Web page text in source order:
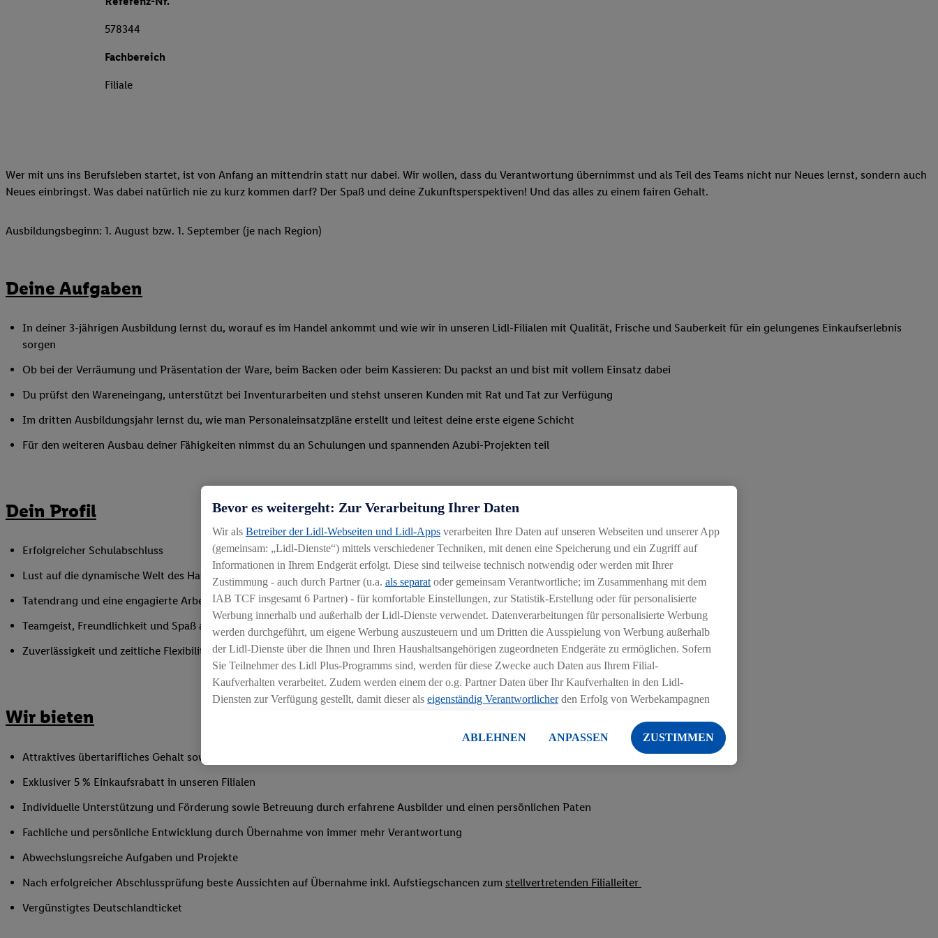
578344
Fachbereich
Filiale
Wer mit uns ins Berufsleben startet, ist von Anfang an mittendrin statt nur dabei. Wir wollen, dass du Verantwortung übernimmst und als Teil des Teams nicht nur Neues lernst, sondern auch
Neues einbringst. Was dabei natürlich nie zu kurz kommen darf? Der Spaß und deine Zukunftsperspektiven! Und das alles zu einem fairen Gehalt.
Ausbildungsbeginn: 1. August bzw. 1. September (je nach Region)
Deine Aufgaben
In deiner 3-jährigen Ausbildung lernst du, worauf es im Handel ankommt und wie wir in unseren Lidl-Filialen mit Qualität, Frische und Sauberkeit für ein gelungenes Einkaufserlebnis
sorgen
Ob bei der Verräumung und Präsentation der Ware, beim Backen oder beim Kassieren: Du packst an und bist mit vollem Einsatz dabei
Du prüfst den Wareneingang, unterstützt bei Inventurarbeiten und stehst unseren Kunden mit Rat und Tat zur Verfügung
Im dritten Ausbildungsjahr lernst du, wie man Personaleinsatzpläne erstellt und leitest deine erste eigene Schicht
Für den weiteren Ausbau deiner Fähigkeiten nimmst du an Schulungen und spannenden Azubi-Projekten teil
Dein Profil
Erfolgreicher Schulabschluss
Lust auf die dynamische Welt des Handels
Tatendrang und eine engagierte Arbeitsweise
Teamgeist, Freundlichkeit und Spaß am Umgang mit Menschen
Zuverlässigkeit und zeitliche Flexibilität innerhalb der Öffnungszeiten deiner Filiale
Wir bieten
Attraktives übertarifliches Gehalt sowie Urlaubs- und Weihnachtsgeld
Exklusiver 5 % Einkaufsrabatt in unseren Filialen
Individuelle Unterstützung und Förderung sowie Betreuung durch erfahrene Ausbilder und einen persönlichen Paten
Fachliche und persönliche Entwicklung durch Übernahme von immer mehr Verantwortung
Abwechslungsreiche Aufgaben und Projekte
Nach erfolgreicher Abschlussprüfung beste Aussichten auf Übernahme inkl. Aufstiegschancen zum stellvertretenden Filialleiter
Vergünstigtes Deutschlandticket
Bevor es weitergeht: Zur Verarbeitung Ihrer Daten
Wir als Betreiber der Lidl-Webseiten und Lidl-Apps verarbeiten Ihre Daten auf unseren Webseiten und unserer App
(gemeinsam: „Lidl-Dienste“) mittels verschiedener Techniken, mit denen eine Speicherung und ein Zugriff auf
Informationen in Ihrem Endgerät erfolgt. Diese sind teilweise technisch notwendig oder werden mit Ihrer
Zustimmung - auch durch Partner (u.a. als separat oder gemeinsam Verantwortliche; im Zusammenhang mit dem
IAB TCF insgesamt 6 Partner) - für komfortable Einstellungen, zur Statistik-Erstellung oder für personalisierte
Werbung innerhalb und außerhalb der Lidl-Dienste verwendet. Datenverarbeitungen für personalisierte Werbung
werden durchgeführt, um eigene Werbung auszusteuern und um Dritten die Ausspielung von Werbung außerhalb
der Lidl-Dienste über die Ihnen und Ihren Haushaltsangehörigen zugeordneten Endgeräte zu ermöglichen. Sofern
Sie Teilnehmer des Lidl Plus-Programms sind, werden für diese Zwecke auch Daten aus Ihrem Filial-
Kaufverhalten verarbeitet. Zudem werden einem der o.g. Partner Daten über Ihr Kaufverhalten in den Lidl-
Diensten zur Verfügung gestellt, damit dieser als eigenständig Verantwortlicherden Erfolg von Werbekampagnen
Die Erstellung personalisierter Werbung basiert auf der Generierung von auch mit Daten von anderen Diensten
angereicherten Profilen. Dies umfasst die Zusammenführung von Daten (z.B. über Ihre Nutzung der Lidl-Dienste,
Ihr Kaufverhalten in den Lidl-Diensten, Informationen aus Ihrem Kundenkonto - z.B. Alter oder Geschlecht -
sowie Ihre genauen Standortdaten) auch über verschiedene Endgeräte und Lidl-Dienste hinweg einschließlich dem
(sogenannten Segmenten). Im Zusammenhang mit dem Ausspielen dieser Werbung erfolgen Verarbeitungen auch
zur Leistungs-/ Erfolgsmessung der Werbung, zur Zielgruppenforschung, zur Entwicklung von Angeboten sowie
Sofern Sie hier Ihre Zustimmung dazu erteilen und danach ein Lidl Plus-Konto erstellen bzw. sich in Ihr
bestehendes Lidl Plus-Konto einloggen, kann darüber hinaus auch Ihre dort angegebene E-Mail-Adresse von uns
ABLEHNEN ANPASSEN ZUSTIMMEN